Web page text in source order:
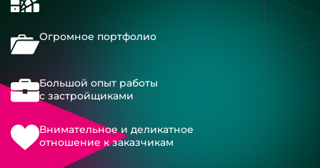
Огромное портфолио
Большой опыт работы
с застройщиками
Внимательное и деликатное
отношение к заказчикам